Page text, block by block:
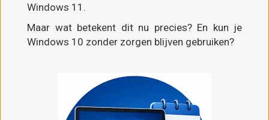
Windows 11.
Maar wat betekent dit nu precies? En kun je
Windows 10 zonder zorgen blijven gebruiken?